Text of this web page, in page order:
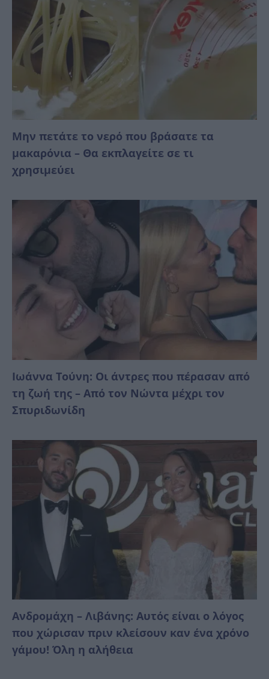
Μην πετάτε το νερό που βράσατε τα
μακαρόνια – Θα εκπλαγείτε σε τι
χρησιμεύει
Ιωάννα Τούνη: Οι άντρες που πέρασαν από
τη ζωή της – Από τον Νώντα μέχρι τον
Σπυριδωνίδη
Ανδρομάχη – Λιβάνης: Αυτός είναι ο λόγος
που χώρισαν πριν κλείσουν καν ένα χρόνο
γάμου! Όλη η αλήθεια